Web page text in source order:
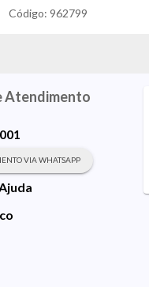
Código: 962799
Atendimento
VIA WHATSAPP